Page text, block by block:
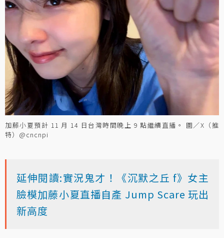
加藤小夏預計 11 月 14 日台灣時間晚上 9 點繼續直播。 圖／X（推
特）@cncnpi
延伸閱讀:實況鬼才！《沉默之丘 f》女主
臉模加藤小夏直播自產 Jump Scare 玩出
新高度